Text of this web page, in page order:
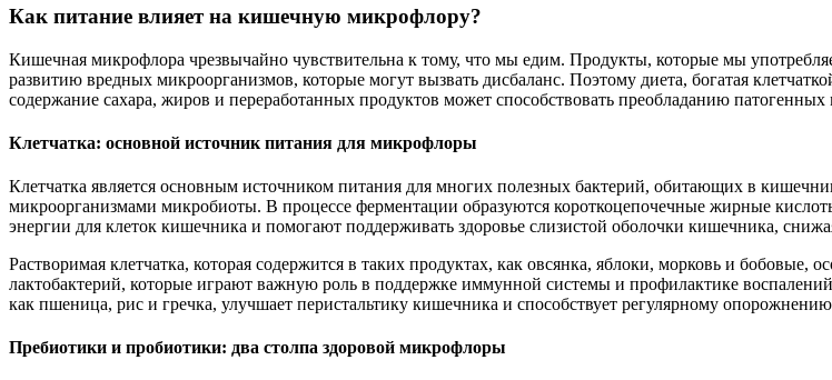
Как питание влияет на кишечную микрофлору?
Кишечная микрофлора чрезвычайно чувствительна к тому, что мы едим. Продукты, которые мы
развитию вредных микроорганизмов, которые могут вызвать дисбаланс. Поэтому диета, богатая
содержание сахара, жиров и переработанных продуктов может способствовать преобладанию
Клетчатка: основной источник питания для микрофлоры
Клетчатка является основным источником питания для многих полезных бактерий, обитающих в
микроорганизмами микробиоты. В процессе ферментации образуются короткоцепочечные жирные
энергии для клеток кишечника и помогают поддерживать здоровье слизистой оболочки кишечника,
Растворимая клетчатка, которая содержится в таких продуктах, как овсянка, яблоки, морковь и
лактобактерий, которые играют важную роль в поддержке иммунной системы и профилактике
как пшеница, рис и гречка, улучшает перистальтику кишечника и способствует регулярному
Пребиотики и пробиотики: два столпа здоровой микрофлоры